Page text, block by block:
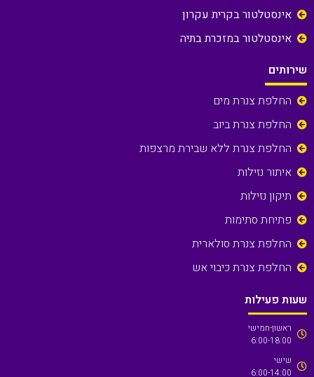
אינסטלטור בקרית עקרון
אינסטלטור במזכרת בתיה
שירותים
החלפת צנרת מים
החלפת צנרת ביוב
החלפת צנרת ללא שבירת מרצפות
איתור נזילות
תיקון נזילות
פתיחת סתימות
החלפת צנרת סולארית
החלפת צנרת כיבוי אש
שעות פעילות
ראשון-חמישי
6:00-18:00
שישי
6:00-14:00